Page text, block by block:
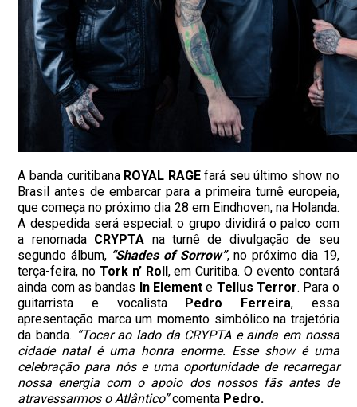
A banda curitibana ROYAL RAGEfará seu último show no
Brasil antes de embarcar para a primeira turnê europeia,
que começa no próximo dia 28 em Eindhoven, na Holanda.
A despedida será especial: o grupo dividirá o palco com
a renomada CRYPTA na turnê de divulgação de seu
segundo álbum, “Shades of Sorrow”, no próximo dia 19,
terça-feira, noTork n’ Roll, em Curitiba. O evento contará
ainda com as bandas In Element e Tellus Terror. Para o
guitarrista e vocalista Pedro Ferreira, essa
apresentação marca um momento simbólico na trajetória
da banda. “Tocar ao lado da CRYPTA e ainda em nossa
cidade natal é uma honra enorme. Esse show é uma
celebração para nós e uma oportunidade de recarregar
nossa energia com o apoio dos nossos fãs antes de
atravessarmos o Atlântico”comenta Pedro.